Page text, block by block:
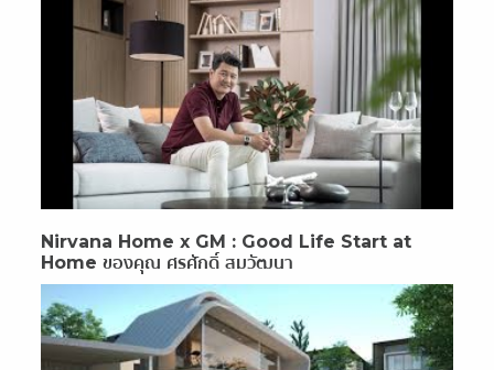
Nirvana Home x GM : Good Life Start at
Home ของคุณ ศรศักดิ์ สมวัฒนา